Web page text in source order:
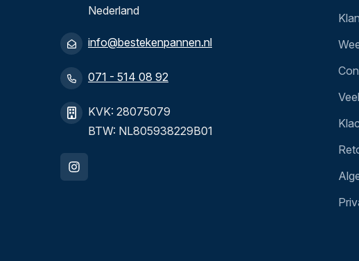
Nederland
info@bestekenpannen.nl
071 - 514 08 92
KVK: 28075079
BTW: NL805938229B01